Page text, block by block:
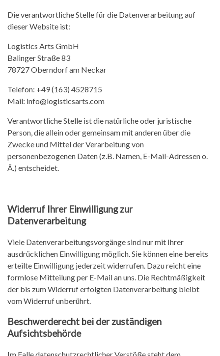
Die verantwortliche Stelle für die Datenverarbeitung auf
dieser Website ist:
Logistics Arts GmbH
Balinger Straße 83
78727 Oberndorf am Neckar
Telefon: +49 (163) 4528715
Mail: info@logisticsarts.com
Verantwortliche Stelle ist die natürliche oder juristische
Person, die allein oder gemeinsam mit anderen über die
Zwecke und Mittel der Verarbeitung von
personenbezogenen Daten (z.B. Namen, E-Mail-Adressen o.
Ä.) entscheidet.
Widerruf Ihrer Einwilligung zur
Datenverarbeitung
Viele Datenverarbeitungsvorgänge sind nur mit Ihrer
ausdrücklichen Einwilligung möglich. Sie können eine bereits
erteilte Einwilligung jederzeit widerrufen. Dazu reicht eine
formlose Mitteilung per E-Mail an uns. Die Rechtmäßigkeit
der bis zum Widerruf erfolgten Datenverarbeitung bleibt
vom Widerruf unberührt.
Beschwerderecht bei der zuständigen
Aufsichtsbehörde